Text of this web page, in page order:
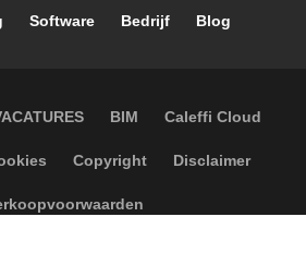
Software Bedrijf Blog
navigation
BIM Caleffi Cloud
Copyright Disclaimer